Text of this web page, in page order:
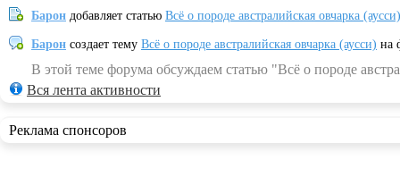
Барон добавляет статью Всё о породе австралийская овчарка (аусси)
Барон создает тему Всё о породе австралийская овчарка (аусси) на
В этой теме форума обсуждаем статью "Всё о породе
Вся лента активности
Реклама спонсоров